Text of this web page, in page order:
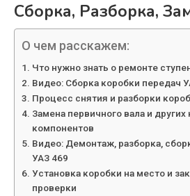
Сборка, Разборка,
О чем расскажем:
Что нужно знать о ремонте
Видео: Сборка коробки передач
Процесс снятия и разборки
Замена первичного вала и
компонентов
Видео: Демонтаж, разборка,
УАЗ 469
Установка коробки на место и
проверки